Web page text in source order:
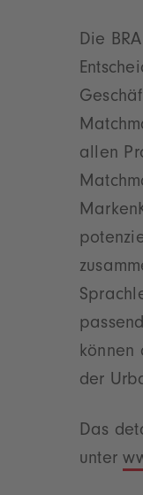
Die
allen
können
der
Das
unter